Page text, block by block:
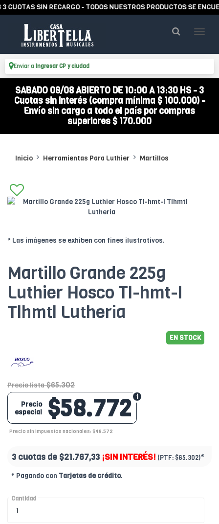
SIN RECARGO - TODOS NUESTROS PRODUCTOS SE
Enviar a Ingresar CP y ciudad
SABADO 08/08 ABIERTO DE 10:00 A 13:30 HS - 3
Cuotas sin interés (compra mínima $ 100.000) -
Envío sin cargo a todo el país por compras
superiores $ 170.000
Inicio Herramientas Para Luthier Martillos
* Las imágenes se exhiben con fines ilustrativos.
Martillo Grande 225g
Luthier Hosco Tl-hmt-l
Tlhmtl Lutheria
EN STOCK
Precio lista $65.302
$58.772
Precio
especial
Precio sin impuestos nacionales: $48.572
3 cuotas de $21.767,33 ¡SIN INTERÉS! (PTF: $65.302)*
* Pagando con Tarjetas de crédito.
Cantidad